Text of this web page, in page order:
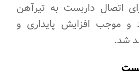
اتصال داربست به تیرآهن
و موجب افزایش پایداری و
شد.